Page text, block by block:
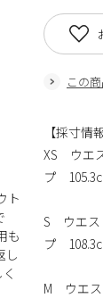
ト
も
し
この
【採寸情
XS ウエ
プ
S ウエ
プ
M ウエ